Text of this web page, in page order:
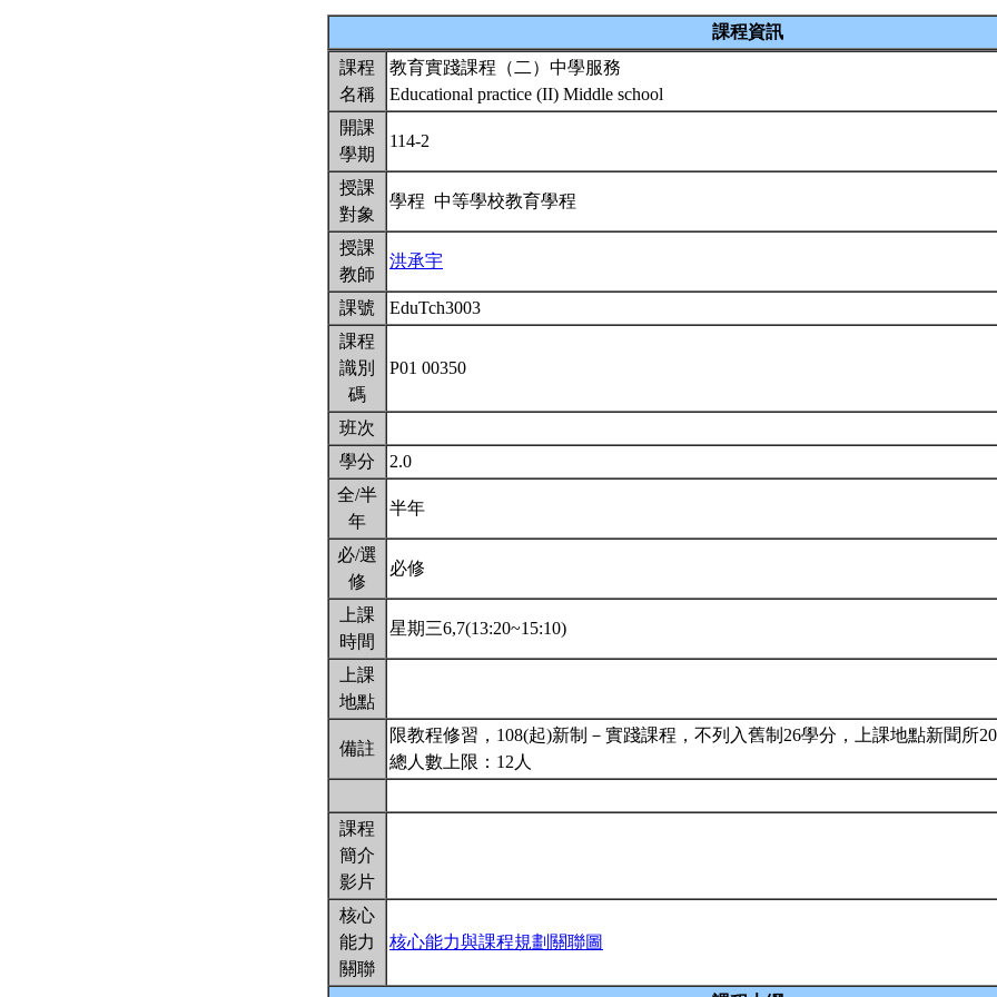
課程資訊
課程
名稱
教育實踐課程（二）中學服務
Educational practice (II) Middle school
開課
學期
114-2
授課
對象
學程 中等學校教育學程
授課
教師
洪承宇
課號
EduTch3003
課程
識別
碼
P01 00350
班次
學分
2.0
全/半
年
半年
必/選
修
必修
上課
時間
星期三6,7(13:20~15:10)
上課
地點
備註
限教程修習，108(起)新制－實踐課程，不列入舊制26學分，上課地點新聞所
總人數上限：12人
課程
簡介
影片
核心
能力
關聯
核心能力與課程規劃關聯圖